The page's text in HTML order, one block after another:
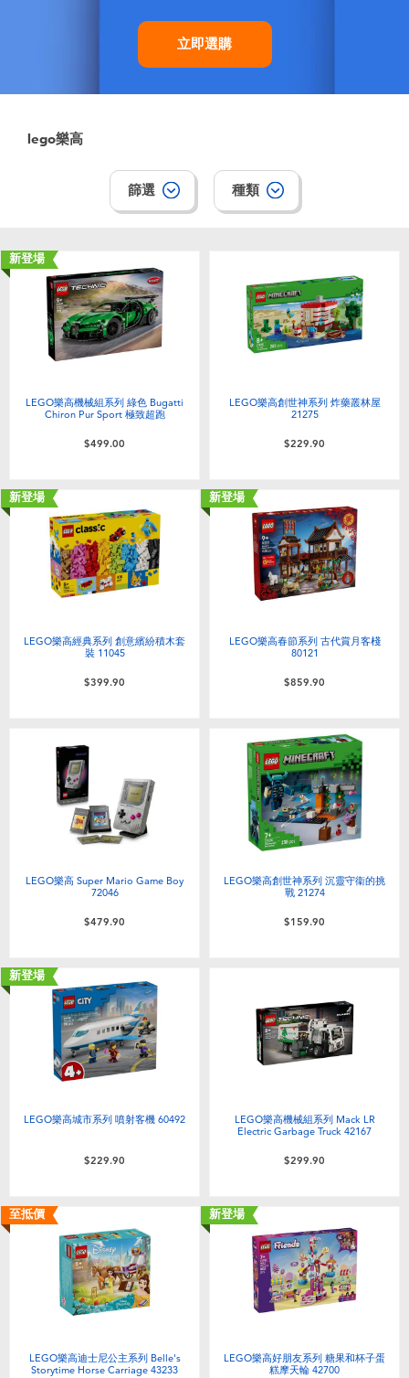
立即選購
lego樂高
篩選 種類
新登場
LEGO樂高機械組系列 綠色 Bugatti
Chiron Pur Sport 極致超跑
$499.00
LEGO樂高創世神系列 炸藥叢林屋
21275
$229.90
新登場
LEGO樂高經典系列 創意繽紛積木套
裝 11045
$399.90
新登場
LEGO樂高春節系列 古代賞月客棧
80121
$859.90
LEGO樂高 Super Mario Game Boy
72046
$479.90
LEGO樂高創世神系列 沉靈守衞的挑
戰 21274
$159.90
新登場
LEGO樂高城市系列 噴射客機 60492
$229.90
LEGO樂高機械組系列 Mack LR
Electric Garbage Truck 42167
$299.90
至抵價
LEGO樂高迪士尼公主系列 Belle's
Storytime Horse Carriage 43233
新登場
LEGO樂高好朋友系列 糖果和杯子蛋
糕摩天輪 42700